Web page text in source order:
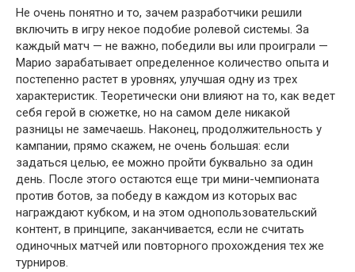
Не очень понятно и то, зачем разработчики решили
включить в игру некое подобие ролевой системы. За
каждый матч — не важно, победили вы или проиграли —
Марио зарабатывает определенное количество опыта и
постепенно растет в уровнях, улучшая одну из трех
характеристик. Теоретически они влияют на то, как ведет
себя герой в сюжетке, но на самом деле никакой
разницы не замечаешь. Наконец, продолжительность у
кампании, прямо скажем, не очень большая: если
задаться целью, ее можно пройти буквально за один
день. После этого остаются еще три мини-чемпионата
против ботов, за победу в каждом из которых вас
награждают кубком, и на этом однопользовательский
контент, в принципе, заканчивается, если не считать
одиночных матчей или повторного прохождения тех же
турниров.